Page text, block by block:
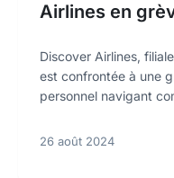
Airlines en
Discover Airlines,
est confrontée à une
personnel navigant
26 août 2024